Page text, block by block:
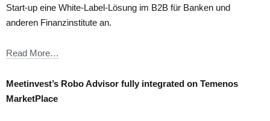
Start-up eine White-Label-Lösung im B2B für Banken und
anderen Finanzinstitute an.
Read More…
Meetinvest’s Robo Advisor fully integrated on Temenos
MarketPlace